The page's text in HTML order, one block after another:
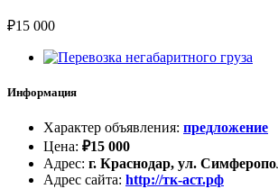
₽15 000
Информация
Характер объявления: предложение
Цена: ₽15 000
Адрес: г. Краснодар, ул.
Адрес сайта: http://тк-аст.рф